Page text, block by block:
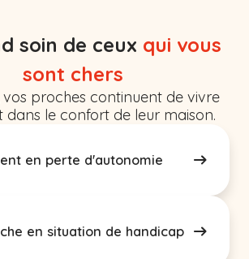
soin de ceux qui vous
sont chers
vos proches continuent de vivre
dans le confort de leur maison.
en perte d'autonomie
en situation de handicap